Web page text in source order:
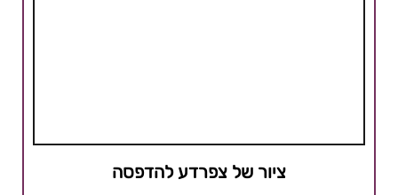
ציור של צפרדע להדפסה